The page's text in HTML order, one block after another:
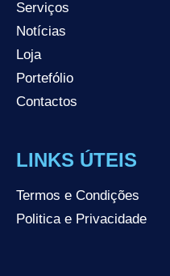
Serviços
Notícias
Loja
Portefólio
Contactos
LINKS ÚTEIS
Termos e Condições
Politica e Privacidade